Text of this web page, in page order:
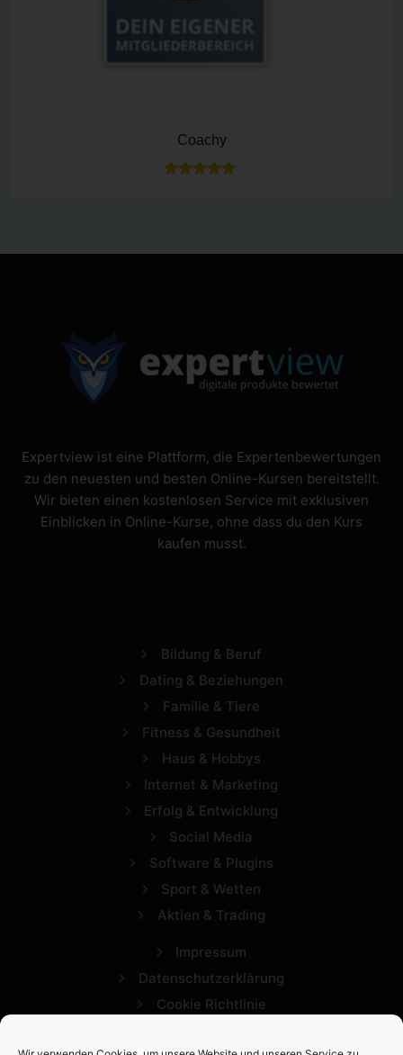
Coachy
Expertview ist eine Plattform, die Expertenbewertungen
zu den neuesten und besten Online-Kursen bereitstellt.
Wir bieten einen kostenlosen Service mit exklusiven
Einblicken in Online-Kurse, ohne dass du den Kurs
kaufen musst.
Bildung & Beruf
Dating & Beziehungen
Familie & Tiere
Fitness & Gesundheit
Haus & Hobbys
Internet & Marketing
Erfolg & Entwicklung
Social Media
Software & Plugins
Sport & Wetten
Aktien & Trading
Impressum
Datenschutzerklärung
Cookie Richtlinie